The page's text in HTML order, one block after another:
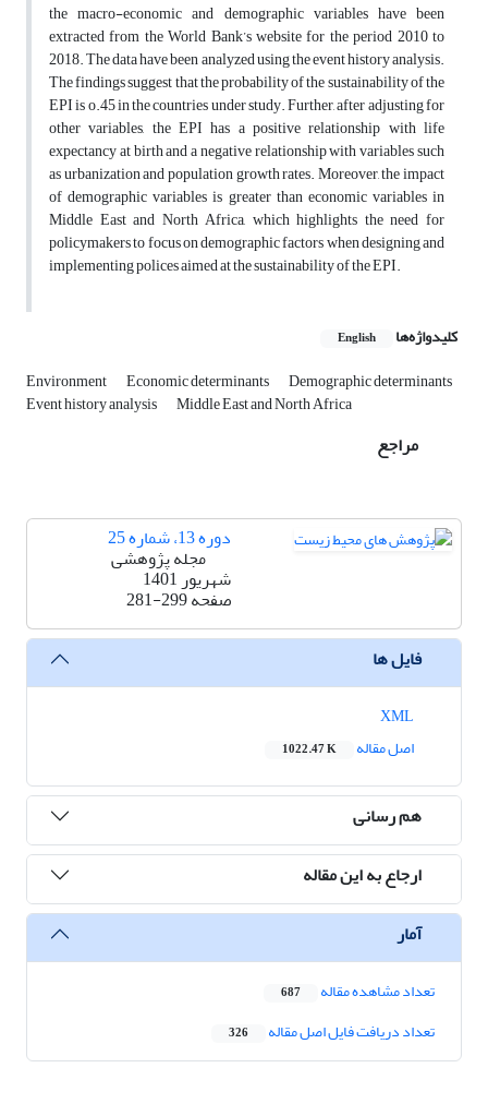
the macro-economic and demographic variables have been
extracted from the World Bank’s website for the period 2010 to
2018. The data have been analyzed using the event history analysis.
The findings suggest that the probability of the sustainability of the
EPI is o.45 in the countries under study. Further, after adjusting for
other variables, the EPI has a positive relationship with life
expectancy at birth and a negative relationship with variables such
as urbanization and population growth rates. Moreover, the impact
of demographic variables is greater than economic variables in
Middle East and North Africa, which highlights the need for
policymakers to focus on demographic factors when designing and
implementing polices aimed at the sustainability of the EPI.
کلیدواژه‌ها English
Environment Economic determinants Demographic determinants
Event history analysis Middle East and North Africa
مراجع
دوره 13، شماره 25
مجله پژوهشی
شهریور 1401
صفحه281-299
فایل ها
اصل مقاله
1022.47 K
هم رسانی
ارجاع به این مقاله
آمار
تعداد مشاهده مقاله 687
تعداد دریافت فایل اصل مقاله 326